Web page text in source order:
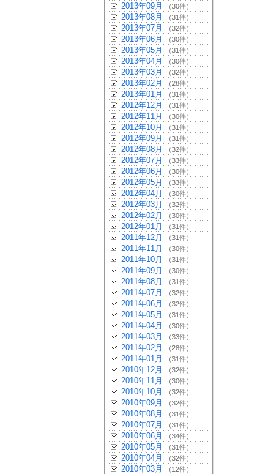
2013年09月 （30件）
2013年08月 （31件）
2013年07月 （32件）
2013年06月 （30件）
2013年05月 （31件）
2013年04月 （30件）
2013年03月 （32件）
2013年02月 （28件）
2013年01月 （31件）
2012年12月 （31件）
2012年11月 （30件）
2012年10月 （31件）
2012年09月 （31件）
2012年08月 （32件）
2012年07月 （33件）
2012年06月 （30件）
2012年05月 （33件）
2012年04月 （30件）
2012年03月 （32件）
2012年02月 （30件）
2012年01月 （31件）
2011年12月 （31件）
2011年11月 （30件）
2011年10月 （31件）
2011年09月 （30件）
2011年08月 （31件）
2011年07月 （32件）
2011年06月 （32件）
2011年05月 （31件）
2011年04月 （30件）
2011年03月 （33件）
2011年02月 （28件）
2011年01月 （31件）
2010年12月 （32件）
2010年11月 （30件）
2010年10月 （32件）
2010年09月 （32件）
2010年08月 （31件）
2010年07月 （31件）
2010年06月 （34件）
2010年05月 （31件）
2010年04月 （32件）
2010年03月 （12件）